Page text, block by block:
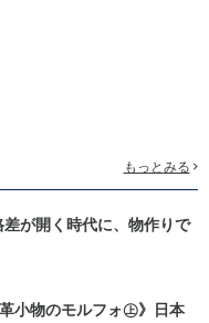
もっとみる
が開く時代に、物作りで
小物のモルフォ㊤》日本